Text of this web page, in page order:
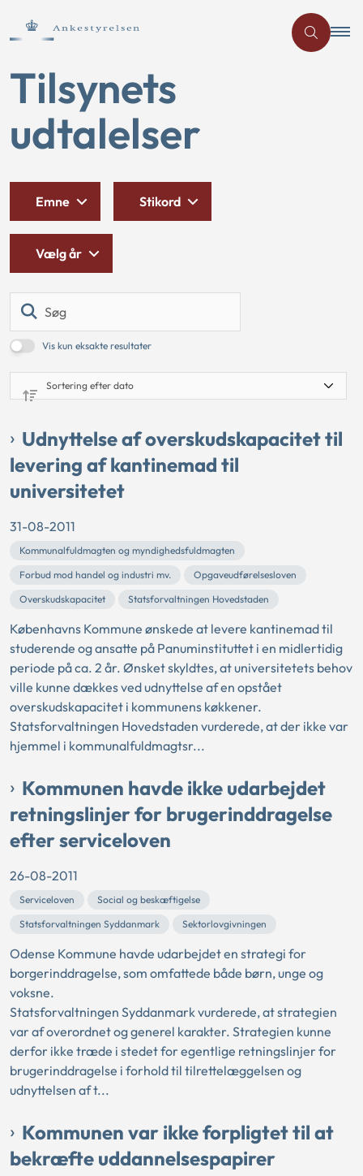
Tilsynets
udtalelser
Vis kun eksakte resultater
Emne Stikord
Vælg år
Udnyttelse af overskudskapacitet til
levering af kantinemad til
universitetet
31-08-2011
Kommunalfuldmagten og myndighedsfuldmagten
Forbud mod handel og industri mv.
Opgaveudførelsesloven
Overskudskapacitet
Statsforvaltningen Hovedstaden
Københavns Kommune ønskede at levere kantinemad til
studerende og ansatte på Panuminstituttet i en midlertidig
periode på ca. 2 år. Ønsket skyldtes, at universitetets behov
ville kunne dækkes ved udnyttelse af en opstået
overskudskapacitet i kommunens køkkener.
Statsforvaltningen Hovedstaden vurderede, at der ikke var
hjemmel i kommunalfuldmagtsr...
Kommunen havde ikke udarbejdet
retningslinjer for brugerinddragelse
efter serviceloven
26-08-2011
Serviceloven
Social og beskæftigelse
Statsforvaltningen Syddanmark
Sektorlovgivningen
Odense Kommune havde udarbejdet en strategi for
borgerinddragelse, som omfattede både børn, unge og
voksne.
Statsforvaltningen Syddanmark vurderede, at strategien
var af overordnet og generel karakter. Strategien kunne
derfor ikke træde i stedet for egentlige retningslinjer for
brugerinddragelse i forhold til tilrettelæggelsen og
udnyttelsen af t...
Kommunen var ikke forpligtet til at
bekræfte uddannelsespapirer